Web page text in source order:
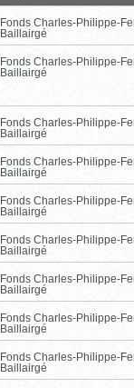
Fonds Charles-Philippe-
Baillairgé
Fonds Charles-Philippe-
Baillairgé
Fonds Charles-Philippe-
Baillairgé
Fonds Charles-Philippe-
Baillairgé
Fonds Charles-Philippe-
Baillairgé
Fonds Charles-Philippe-
Baillairgé
Fonds Charles-Philippe-
Baillairgé
Fonds Charles-Philippe-
Baillairgé
Fonds Charles-Philippe-
Baillairgé